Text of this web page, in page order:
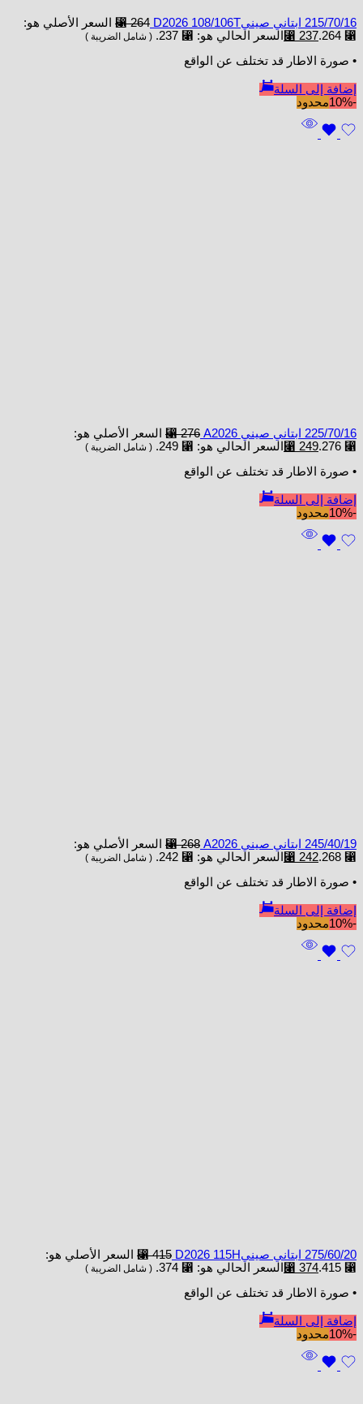
215/70/16 ابتاني صينيD2026 108/106T ⃁264
السعر الأصلي هو:
⃁ 264.
⃁ 237 السعر الحالي هو: ⃁ 237. ( شامل الضريبة )
• صورة الاطار قد تختلف عن الواقع
إضافة إلى السلة
-10%
محدود
225/70/16 ابتاني صيني A2026 ⃁276
السعر الأصلي هو:
⃁ 276.
⃁ 249 السعر الحالي هو: ⃁ 249. ( شامل الضريبة )
• صورة الاطار قد تختلف عن الواقع
إضافة إلى السلة
-10%
محدود
245/40/19 ابتاني صيني A2026 ⃁268
السعر الأصلي هو:
⃁ 268.
⃁ 242 السعر الحالي هو: ⃁ 242. ( شامل الضريبة )
• صورة الاطار قد تختلف عن الواقع
إضافة إلى السلة
-10%
محدود
275/60/20 ابتاني صينيD2026 115H ⃁415
السعر الأصلي هو:
⃁ 415.
⃁ 374 السعر الحالي هو: ⃁ 374. ( شامل الضريبة )
• صورة الاطار قد تختلف عن الواقع
إضافة إلى السلة
-10%
محدود